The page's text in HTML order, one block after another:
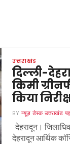
उत्तराखंड
दिल्ली-
किमी
किया
BYन्यूज़ डेस्क उत्तराखंड
देहरादून।
देहरादून आर्थिक